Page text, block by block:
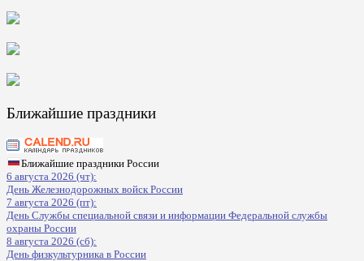
Ближайшие праздники
Ближайшие праздники России
6 августа 2026 (чт):
День Железнодорожных войск России
7 августа 2026 (пт):
День Службы специальной связи и информации Федеральной службы
охраны России
8 августа 2026 (сб):
День физкультурника в России